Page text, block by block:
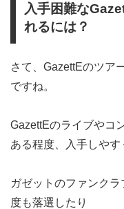
入手困難な
れるには？
さて、GazettEのツア
ですね。
GazettEのライブやコ
ある程度、入手しやす
ガゼットのファンク
度も落選したり